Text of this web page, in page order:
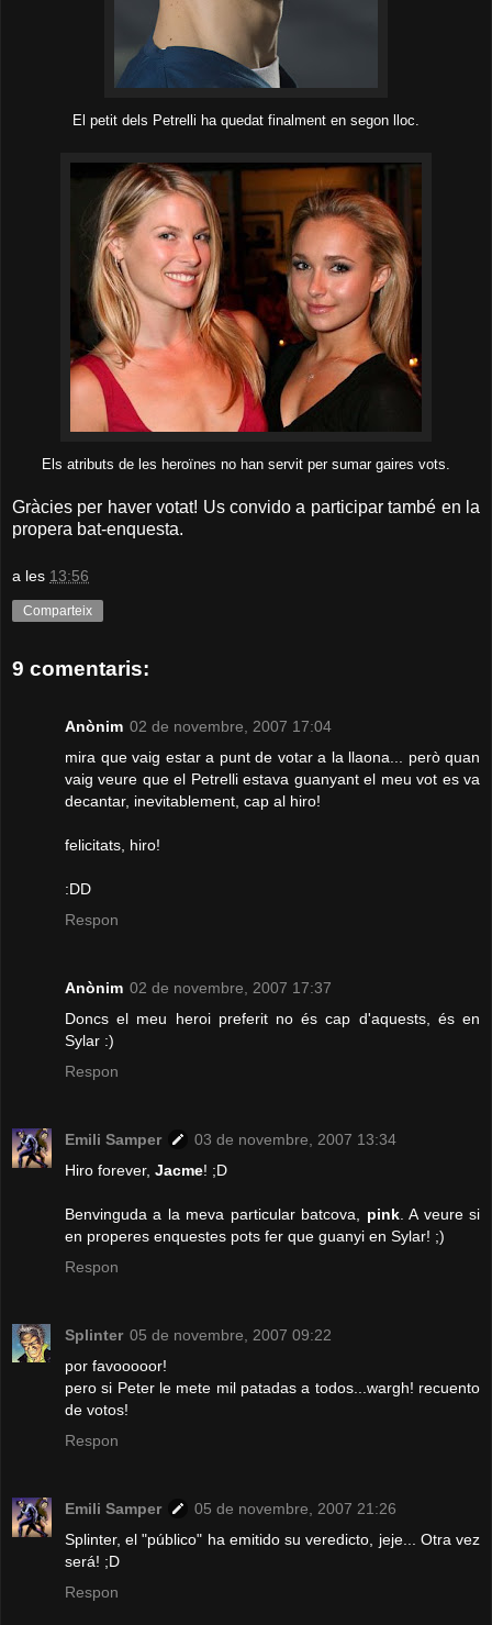
El petit dels Petrelli ha quedat finalment en segon lloc.
Els atributs de les heroïnes no han servit per sumar gaires vots.
Gràcies per haver votat! Us convido a participar també en la
propera bat-enquesta.
a les 13:56
Comparteix
9 comentaris:
Anònim 02 de novembre, 2007 17:04
mira que vaig estar a punt de votar a la llaona... però quan
vaig veure que el Petrelli estava guanyant el meu vot es va
decantar, inevitablement, cap al hiro!
felicitats, hiro!
:DD
Respon
Anònim 02 de novembre, 2007 17:37
Doncs el meu heroi preferit no és cap d'aquests, és en
Sylar :)
Respon
Emili Samper
03 de novembre, 2007 13:34
Hiro forever, Jacme! ;D
Benvinguda a la meva particular batcova, pink. A veure si
en properes enquestes pots fer que guanyi en Sylar! ;)
Respon
Splinter 05 de novembre, 2007 09:22
por favooooor!
pero si Peter le mete mil patadas a todos...wargh! recuento
de votos!
Respon
Emili Samper
05 de novembre, 2007 21:26
Splinter, el "público" ha emitido su veredicto, jeje... Otra vez
será! ;D
Respon